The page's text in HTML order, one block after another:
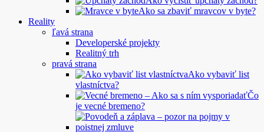
Ako sa zbaviť mravcov v byte?
Reality
ľavá strana
Developerské projekty
Realitný trh
pravá strana
Ako vybaviť list
vlastníctva?
Čo
je vecné bremeno?